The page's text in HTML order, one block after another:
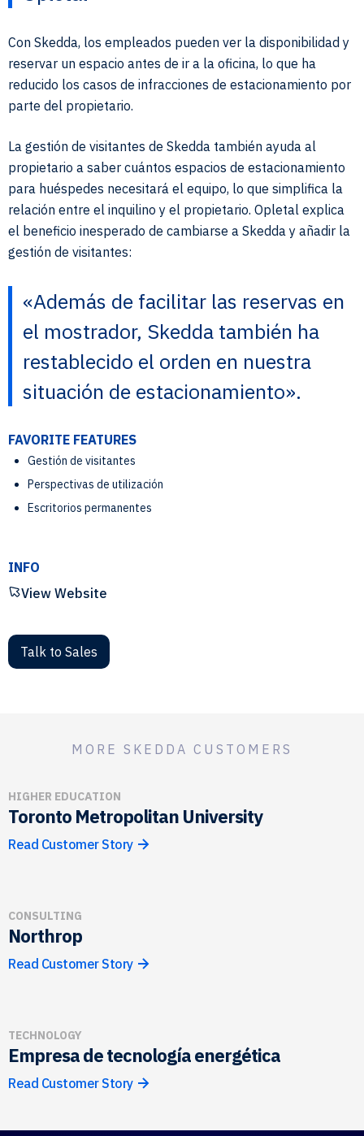
FAVORITE FEATURES
Gestión de visitantes
Perspectivas de utilización
Escritorios permanentes
INFO
View Website
Talk to Sales
Con Skedda, los empleados pueden ver la disponibilidad y
reservar un espacio antes de ir a la oficina, lo que ha
reducido los casos de infracciones de estacionamiento por
parte del propietario.
La gestión de visitantes de Skedda también ayuda al
propietario a saber cuántos espacios de estacionamiento
para huéspedes necesitará el equipo, lo que simplifica la
relación entre el inquilino y el propietario. Opletal explica
el beneficio inesperado de cambiarse a Skedda y añadir la
gestión de visitantes:
«Además de facilitar las reservas en
el mostrador, Skedda también ha
restablecido el orden en nuestra
situación de estacionamiento».
MORE SKEDDA CUSTOMERS
HIGHER EDUCATION
Toronto Metropolitan University
Read Customer Story
CONSULTING
Northrop
Read Customer Story
TECHNOLOGY
Empresa de tecnología energética
Read Customer Story